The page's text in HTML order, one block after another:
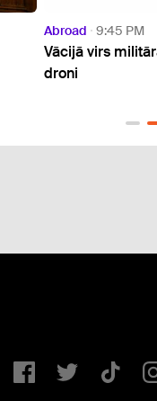
Abroad 8:23 PM
Ukrainas